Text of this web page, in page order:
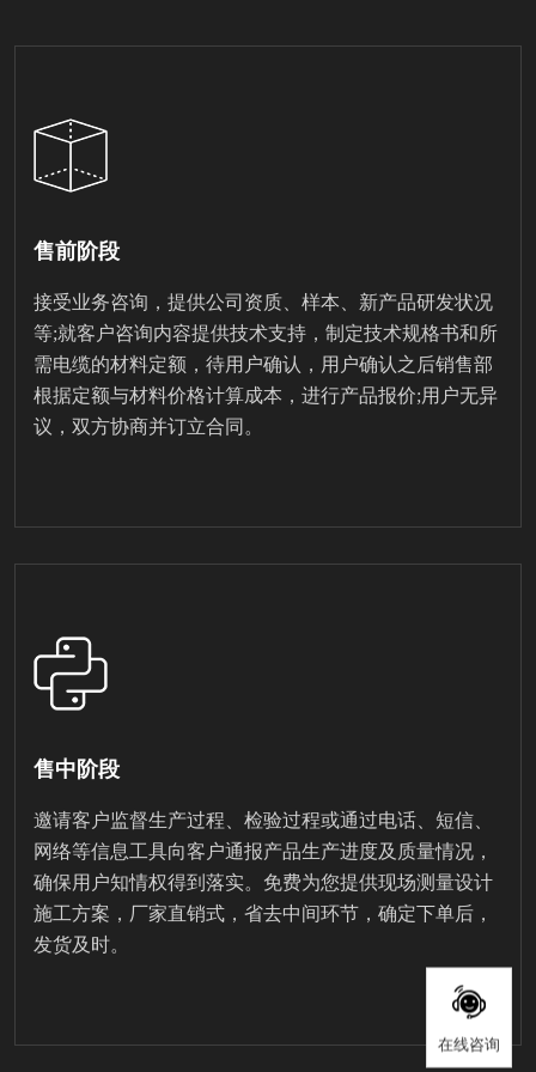
售前阶段
接受业务咨询，提供公司资质、样本、新产品研发状况
等;就客户咨询内容提供技术支持，制定技术规格书和所
需电缆的材料定额，待用户确认，用户确认之后销售部
根据定额与材料价格计算成本，进行产品报价;用户无异
议，双方协商并订立合同。
售中阶段
邀请客户监督生产过程、检验过程或通过电话、短信、
网络等信息工具向客户通报产品生产进度及质量情况，
确保用户知情权得到落实。免费为您提供现场测量设计
施工方案，厂家直销式，省去中间环节，确定下单后，
发货及时。
在线咨询